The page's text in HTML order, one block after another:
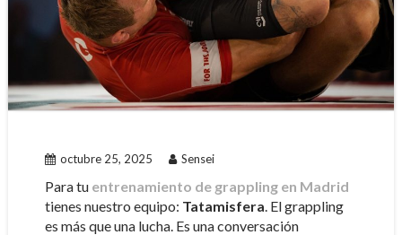
octubre 25, 2025 Sensei
Para tu entrenamiento de grappling en Madrid
tienes nuestro equipo: Tatamisfera . El grappling
es más que una lucha. Es una conversación